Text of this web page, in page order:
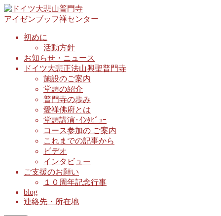
アイゼンブッフ禅センター
初めに
活動方針
お知らせ・ニュース
ドイツ大悲正法山興聖普門寺
施設のご案内
堂頭の紹介
普門寺の歩み
愛禅佛府とは
堂頭講演･ｲﾝﾀﾋﾞｭｰ
コース参加の ご案内
これまでの記事から
ビデオ
インタビュー
ご支援のお願い
１０周年記念行事
blog
連絡先・所在地